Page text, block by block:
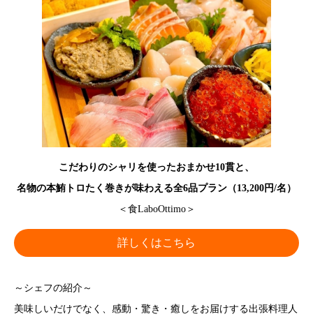
こだわりのシャリを使ったおまかせ10貫と、
名物の本鮪トロたく巻きが味わえる全6品プラン（13,200円/名）
＜食LaboOttimo＞
詳しくはこちら
～シェフの紹介～
美味しいだけでなく、感動・驚き・癒しをお届けする出張料理人